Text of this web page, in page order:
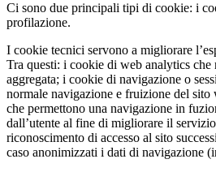
Ci sono due principali tipi di cookie: i
profilazione.
I cookie tecnici servono a migliorare
Tra questi: i cookie di web analytics
aggregata; i cookie di navigazione o
normale navigazione e fruizione del
che permettono una navigazione in
dall’utente al fine di migliorare il
riconoscimento di accesso al sito
caso anonimizzati i dati di navigazione